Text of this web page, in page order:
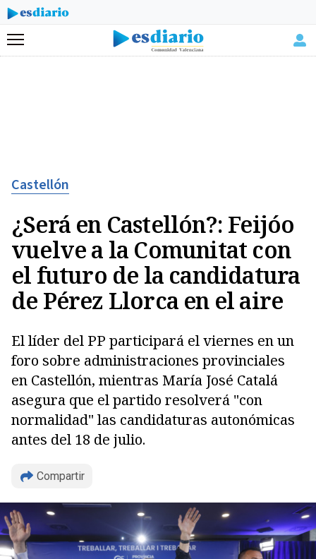
Menú
Castellón
¿Será en Castellón?: Feijóo
vuelve a la Comunitat con
el futuro de la candidatura
de Pérez Llorca en el aire
El líder del PP participará el viernes en un
foro sobre administraciones provinciales
en Castellón, mientras María José Catalá
asegura que el partido resolverá "con
normalidad" las candidaturas autonómicas
antes del 18 de julio.
Compartir
Copiar